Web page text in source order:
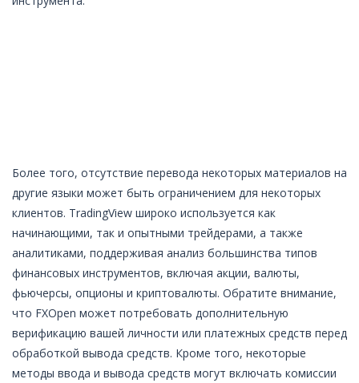
Более того, отсутствие перевода некоторых материалов на
другие языки может быть ограничением для некоторых
клиентов. TradingView широко используется как
начинающими, так и опытными трейдерами, а также
аналитиками, поддерживая анализ большинства типов
финансовых инструментов, включая акции, валюты,
фьючерсы, опционы и криптовалюты. Обратите внимание,
что FXOpen может потребовать дополнительную
верификацию вашей личности или платежных средств перед
обработкой вывода средств. Кроме того, некоторые
методы ввода и вывода средств могут включать комиссии